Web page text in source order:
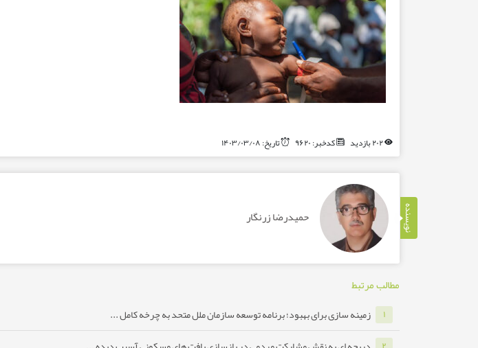
کدخبر: ۹۶۲۰ تاریخ: ۱۴۰۳/۰۳/۰۸
نویسنده حمیدرضا زرنگار
مطالب مرتبط
۱ زمینه سازی برای بهبود؛ برنامه توسعه سازمان ملل متحد به چرخه کامل ...
۲ دریچه ای به نقش مشارکت مردمی در بازسازی بافت های مسکونی آسیب دیده ...